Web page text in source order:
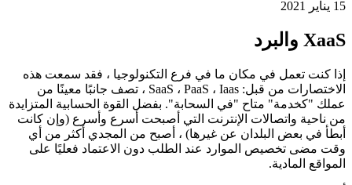
15 يناير 2021
XaaS والبرد
إذا كنت تعمل في مكان ما في فرع التكنولوجيا ، فقد سمعت هذه
الاختصارات من قبل: SaaS ، PaaS ، Iaas ، تصف جانبًا معينًا من
عملك "كخدمة" متاح "في السحابة". بفضل القوة الحسابية المتزايدة
من ناحية واتصالات الإنترنت التي أصبحت أسرع وأسرع (وإن كانت